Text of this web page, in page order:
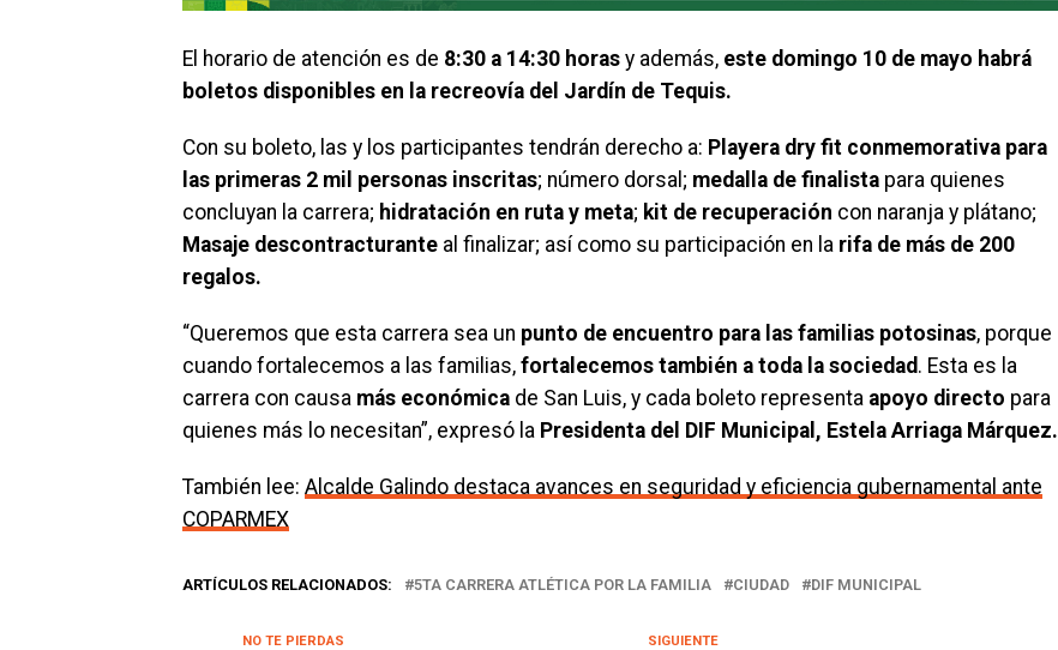
El horario de atención es de 8:30 a 14:30 horas y además, este domingo 10 de mayo habrá
boletos disponibles en la recreovía del Jardín de Tequis.
Con su boleto, las y los participantes tendrán derecho a: Playera dry fit conmemorativa para
las primeras 2 mil personas inscritas; número dorsal; medalla de finalista para quienes
concluyan la carrera; hidratación en ruta y meta; kit de recuperación con naranja y plátano;
Masaje descontracturante al finalizar; así como su participación en la rifa de más de 200
regalos.
“Queremos que esta carrera sea un punto de encuentro para las familias potosinas, porque
cuando fortalecemos a las familias, fortalecemos también a toda la sociedad . Esta es la
carrera con causa más económica de San Luis, y cada boleto representa apoyo directo para
quienes más lo necesitan”, expresó la Presidenta del DIF Municipal, Estela Arriaga Márquez.
También lee: Alcalde Galindo destaca avances en seguridad y eficiencia gubernamental ante
COPARMEX
ARTÍCULOS RELACIONADOS: 5TA CARRERA ATLÉTICA POR LA FAMILIA CIUDAD DIF MUNICIPAL
SIGUIENTE
NO TE PIERDAS